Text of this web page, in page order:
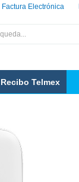
Factura Electrónica
Telmex